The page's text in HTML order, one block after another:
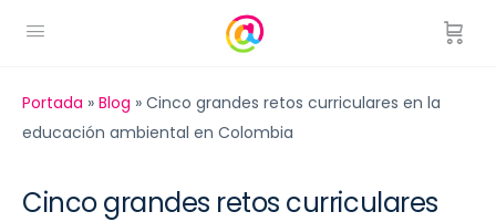
Portada » Blog » Cinco grandes retos curriculares en la
educación ambiental en Colombia
Cinco grandes retos curriculares